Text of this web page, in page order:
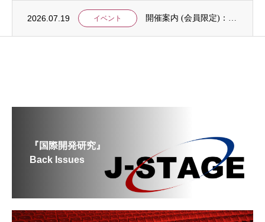
2026.07.19 イベント 開催案内 (会員限定)：第4回 開発援助における技術協力部会（8月4日開催）
『国際開発研究』
Back Issues